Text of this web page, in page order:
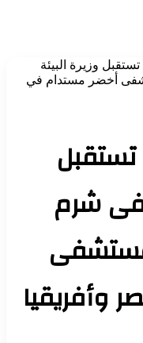
وزيرة البيئة
أخضر مستدام في
تستقبل
شرم
وأفريقيا